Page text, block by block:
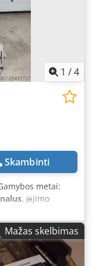
1 /4
Skambinti
metai:
, įėjimo
dvipusis. Puikiai
angliškai,
Galima susisiekti
Mažas skelbimas